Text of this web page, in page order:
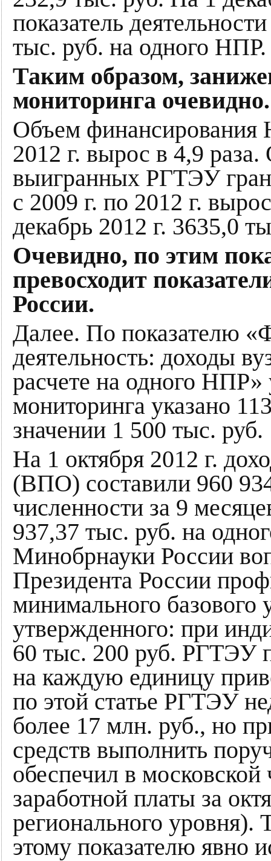
показатель
тыс. руб. на одного НПР.
Таким образом,
мониторинга очевидно.
Объем
2012 г. вырос в 4,9
выигранных РГТЭУ
с 2009 г. по 2012 г.
декабрь 2012 г. 3635,0
Очевидно, по этим
превосходит
России.
Далее. По показателю
деятельность: доходы
расчете на одного
мониторинга указано
значении 1 500 тыс. руб.
На 1 октября 2012 г.
(ВПО) составили 960
численности за 9
937,37 тыс. руб. на
Минобрнауки России
Президента России
минимального
утвержденного: при
60 тыс. 200 руб. РГТЭУ
на каждую единицу
по этой статье РГТЭУ
более 17 млн. руб., но
средств выполнить
обеспечил в
заработной платы за
регионального
этому показателю явно